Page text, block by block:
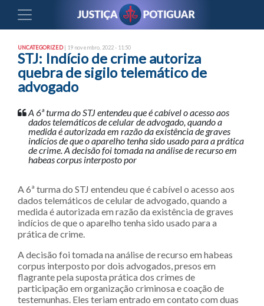
UNCATEGORIZED| 19 novembro, 2022 - 11:50
STJ: Indício de crime autoriza
quebra de sigilo telemático de
advogado
A 6ª turma do STJ entendeu que é cabível o acesso aos
dados telemáticos de celular de advogado, quando a
medida é autorizada em razão da existência de graves
indícios de que o aparelho tenha sido usado para a prática
de crime. A decisão foi tomada na análise de recurso em
habeas corpus interposto por
A 6ª turma do STJ entendeu que é cabível o acesso aos
dados telemáticos de celular de advogado, quando a
medida é autorizada em razão da existência de graves
indícios de que o aparelho tenha sido usado para a
prática de crime.
A decisão foi tomada na análise de recurso em habeas
corpus interposto por dois advogados, presos em
flagrante pela suposta prática dos crimes de
participação em organização criminosa e coação de
testemunhas. Eles teriam entrado em contato com duas